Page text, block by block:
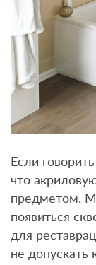
Если
что
предметом.
появиться
для
не допускать